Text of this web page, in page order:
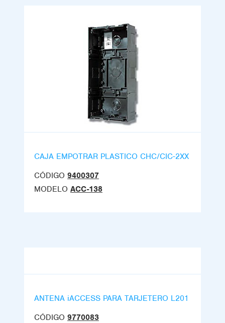
CAJA EMPOTRAR PLASTICO CHC/CIC-2XX
CÓDIGO 9400307
MODELO ACC-138
ANTENA iACCESS PARA TARJETERO L201
CÓDIGO 9770083